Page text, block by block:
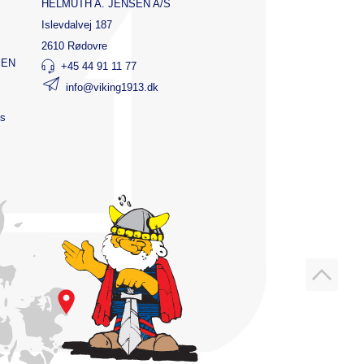
HELMUTH A. JENSEN A/S
Islevdalvej 187
2610 Rødovre
+45 44 91 11 77
info@viking1913.dk